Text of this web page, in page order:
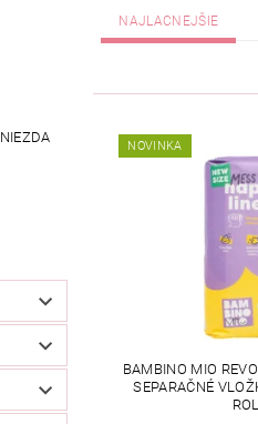
NAJLACNEJŠIE
NOVINKA
BAMBINO MIO
SEPARAČNÉ